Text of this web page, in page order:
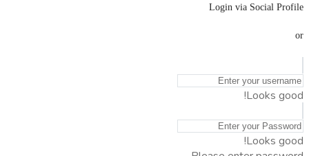
Login via Social Profile
or
Looks good!
Looks good!